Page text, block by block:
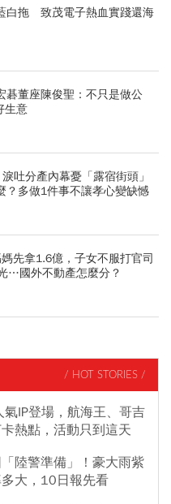
白拖 致茂電子熱血實踐還海
碁董座陳俊聖：不只是做公
生意
吐分產內幕憂「露宿街頭」
多做1件事不讓孝心變缺憾
先拿1.6億，子女不服打官司
…國外不動產怎麼分？
/ HOT STORIES /
IP登場，航海王、哥吉
熱點，活動只到這天
陸警準備」！豪大雨紫
大，10日報先看